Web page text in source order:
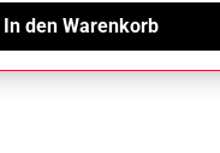
In den Warenkorb